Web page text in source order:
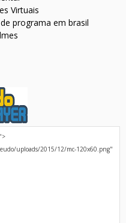
Virtuais
programa em brasil